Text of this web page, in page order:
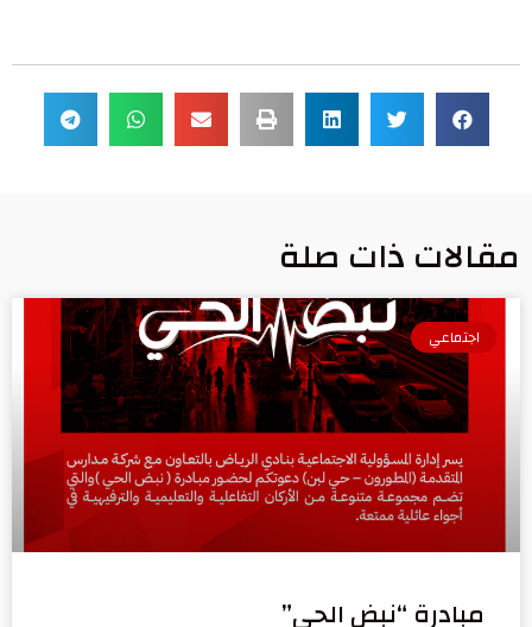
مقالات ذات صلة
اجتماعي
مبادرة “نبض الحي”